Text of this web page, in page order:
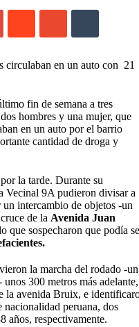
circulaban en un auto con 21
fin de semana a tres
hombres y una mujer, que
en un auto por el barrio
cantidad de droga y
la tarde. Durante su
Vecinal 9A pudieron divisar a
intercambio de objetos -un
de la Avenida Juan
que sospecharon que podía
la marcha del rodado -un
300 metros más adelante,
la avenida Bruix, e
nacionalidad peruana, dos
años, respectivamente.